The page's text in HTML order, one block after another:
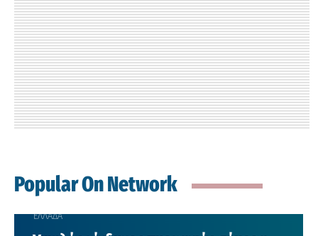
Popular On Network
ΕΛΛΑΔΑ